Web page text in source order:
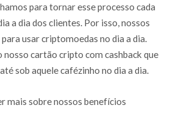
para tornar esse processo cada
a dia dos clientes. Por isso, nossos
usar criptomoedas no dia a dia.
nosso cartão cripto com cashback que
sob aquele cafézinho no dia a dia.
mais sobre nossos benefícios